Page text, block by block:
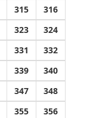
315
316
323
324
331
332
339
340
347
348
355
356